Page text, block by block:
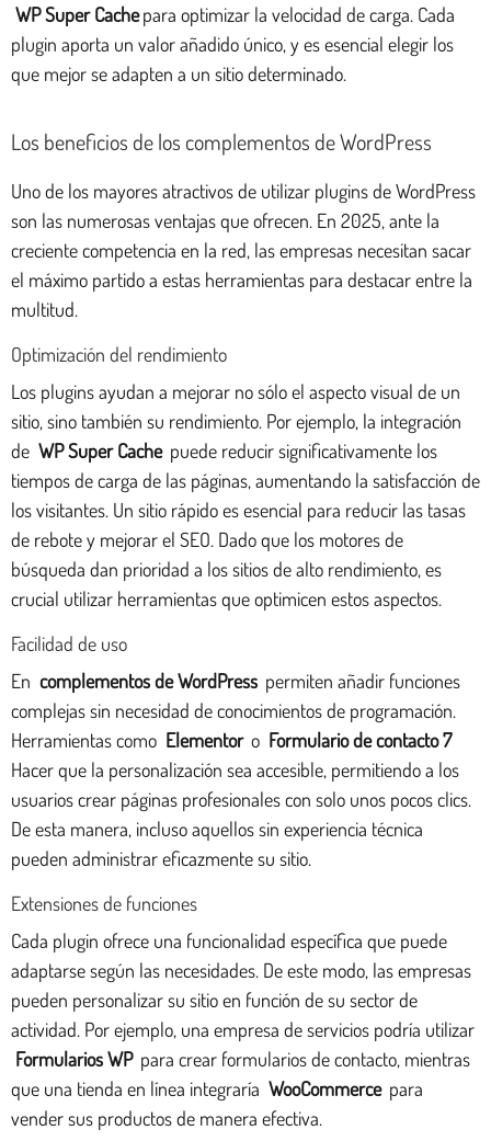
WP Super Cache para optimizar la velocidad de carga. Cada
plugin aporta un valor añadido único, y es esencial elegir los
que mejor se adapten a un sitio determinado.
Los beneficios de los complementos de WordPress
Uno de los mayores atractivos de utilizar plugins de WordPress
son las numerosas ventajas que ofrecen. En 2025, ante la
creciente competencia en la red, las empresas necesitan sacar
el máximo partido a estas herramientas para destacar entre la
multitud.
Optimización del rendimiento
Los plugins ayudan a mejorar no sólo el aspecto visual de un
sitio, sino también su rendimiento. Por ejemplo, la integración
de WP Super Cache puede reducir significativamente los
tiempos de carga de las páginas, aumentando la satisfacción de
los visitantes. Un sitio rápido es esencial para reducir las tasas
de rebote y mejorar el SEO. Dado que los motores de
búsqueda dan prioridad a los sitios de alto rendimiento, es
crucial utilizar herramientas que optimicen estos aspectos.
Facilidad de uso
En complementos de WordPress permiten añadir funciones
complejas sin necesidad de conocimientos de programación.
Herramientas como Elementor o Formulario de contacto 7
Hacer que la personalización sea accesible, permitiendo a los
usuarios crear páginas profesionales con solo unos pocos clics.
De esta manera, incluso aquellos sin experiencia técnica
pueden administrar eficazmente su sitio.
Extensiones de funciones
Cada plugin ofrece una funcionalidad específica que puede
adaptarse según las necesidades. De este modo, las empresas
pueden personalizar su sitio en función de su sector de
actividad. Por ejemplo, una empresa de servicios podría utilizar
Formularios WP para crear formularios de contacto, mientras
que una tienda en línea integraría WooCommerce para
vender sus productos de manera efectiva.